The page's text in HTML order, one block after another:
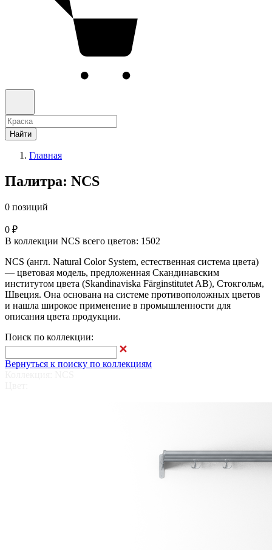
Найти
Главная
Палитра: NCS
0 позиций
0 ₽
В коллекции NCS всего цветов: 1502
NCS (англ. Natural Color System, естественная система цвета)
— цветовая модель, предложенная Скандинавским
институтом цвета (Skandinaviska Färginstitutet AB), Стокгольм,
Швеция. Она основана на системе противоположных цветов
и нашла широкое применение в промышленности для
описания цвета продукции.
Поиск по коллекции:
Вернуться к поиску по коллекциям